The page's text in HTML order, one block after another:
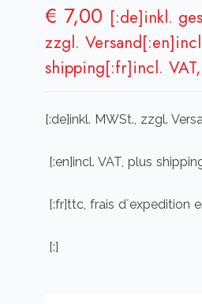
€ 7,00 [:de]inkl.
zzgl.
shipping[:fr]incl.
[:de]inkl. MWSt., zzgl.
[:en]incl. VAT, plus
[:fr]ttc, frais d´expedition
[:]